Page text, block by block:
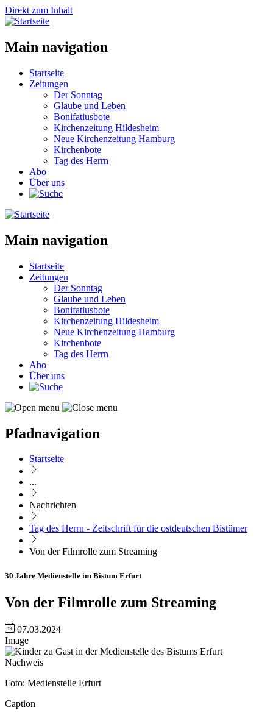
Direkt zum Inhalt
Main navigation
Startseite
Zeitungen
Der Sonntag
Glaube und Leben
Bonifatiusbote
Kirchenzeitung Hildesheim
Neue Kirchenzeitung Hamburg
Kirchenbote
Tag des Herrn
Abo
Über uns
Main navigation
Startseite
Zeitungen
Der Sonntag
Glaube und Leben
Bonifatiusbote
Kirchenzeitung Hildesheim
Neue Kirchenzeitung Hamburg
Kirchenbote
Tag des Herrn
Abo
Über uns
Pfadnavigation
Startseite
...
Nachrichten
Tag des Herrn - Zeitschrift für die ostdeutschen Bistümer
Von der Filmrolle zum Streaming
30 Jahre Medienstelle im Bistum Erfurt
Von der Filmrolle zum Streaming
07.03.2024
Image
Nachweis
Foto: Medienstelle Erfurt
Caption